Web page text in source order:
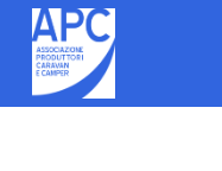
Salta
contenuto